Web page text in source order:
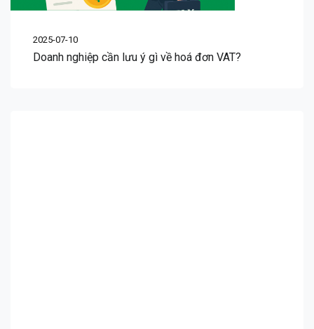
2025-07-10
Doanh nghiệp cần lưu ý gì về hoá đơn VAT?